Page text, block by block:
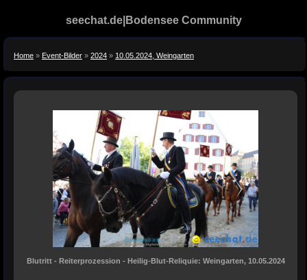
seechat.de|Bodensee Community
Home » Event-Bilder » 2024 » 10.05.2024, Weingarten
Blutritt - Reiterprozession - Heilig-Blut-Reliquie: Weingarten, 10.05.2024